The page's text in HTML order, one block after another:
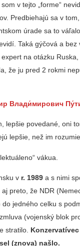
v tejto „forme“
Predbiehajú sa v
úrade sa to
Taká gýčová a bez
na otázku
že ju pred 2 rokmi
Влади́мирович
lepšie povedané, oni
lepšie, než im
vákua.
v r. 1989a s nimi
preto, že NDR
jedného celku s
(vojenský blok
stratilo.
(znova) našlo.